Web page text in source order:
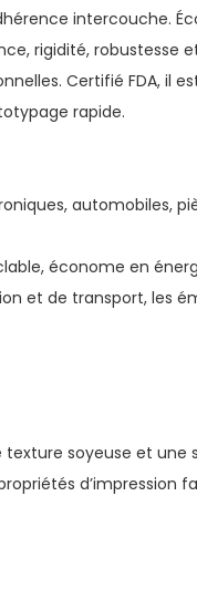
intercouche.
rigidité, robustesse
Certifié FDA, il
rapide.
automobiles,
économe en
et de transport, les
soyeuse et une
d’impression